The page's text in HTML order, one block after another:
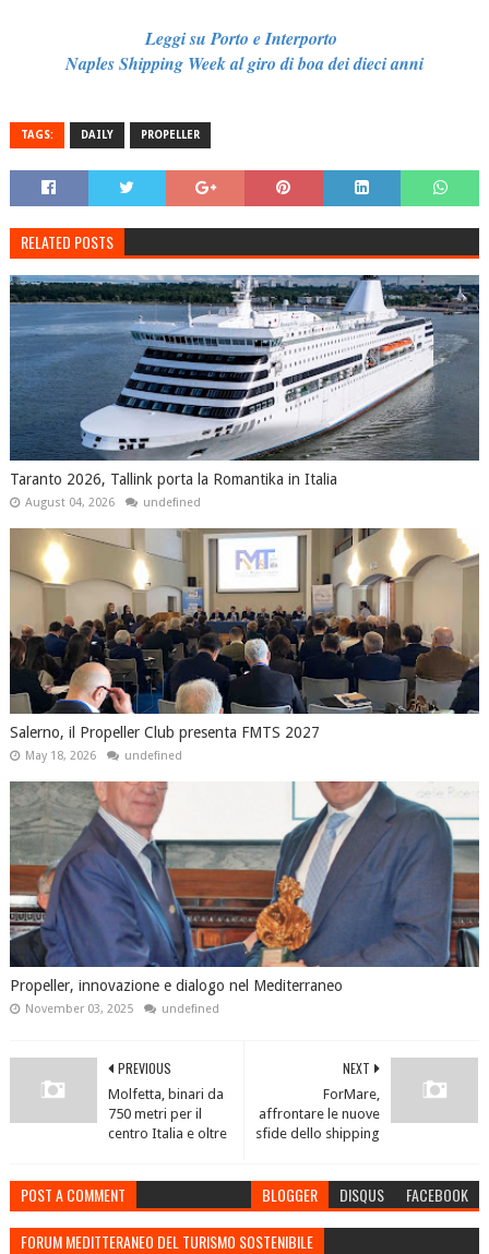
Leggi su Porto e Interporto
Naples Shipping Week al giro di boa dei dieci anni
TAGS: DAILY PROPELLER
RELATED POSTS
Taranto 2026, Tallink porta la Romantika in Italia
August 04, 2026 undefined
Salerno, il Propeller Club presenta FMTS 2027
May 18, 2026 undefined
Propeller, innovazione e dialogo nel Mediterraneo
November 03, 2025 undefined
NEXT
ForMare,
affrontare le nuove
sfide dello shipping
PREVIOUS
Molfetta, binari da
750 metri per il
centro Italia e oltre
POST A COMMENT BLOGGER DISQUS FACEBOOK
FORUM MEDITTERANEO DEL TURISMO SOSTENIBILE